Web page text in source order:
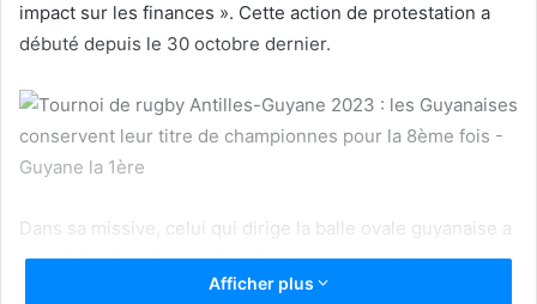
impact sur les finances ». Cette action de protestation a
débuté depuis le 30 octobre dernier.
Dans sa missive, celui qui dirige la balle ovale guyanaise a
pointé du doigt la question de remboursement
d’indemnités kilométriques et de virements bancaires non
Afficher plus